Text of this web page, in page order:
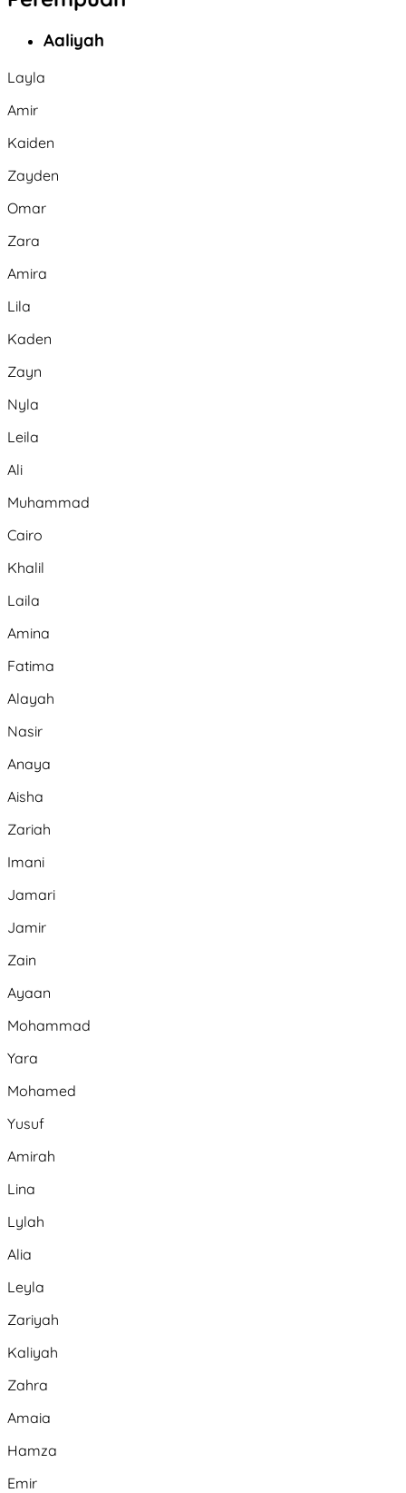
Aaliyah
Layla
Amir
Kaiden
Zayden
Omar
Zara
Amira
Lila
Kaden
Zayn
Nyla
Leila
Ali
Muhammad
Cairo
Khalil
Laila
Amina
Fatima
Alayah
Nasir
Anaya
Aisha
Zariah
Imani
Jamari
Jamir
Zain
Ayaan
Mohammad
Yara
Mohamed
Yusuf
Amirah
Lina
Lylah
Alia
Leyla
Zariyah
Kaliyah
Zahra
Amaia
Hamza
Emir